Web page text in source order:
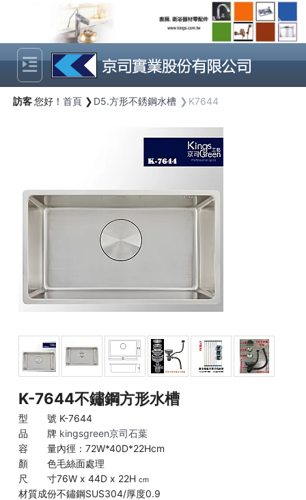
Previous Next
訪客您好！ 首頁 D5.方形不銹鋼水槽 K7644
K-7644不鏽鋼方形水槽
型 號 K-7644
品 牌 kingsgreen京司石葉
容 量內徑：72W*40D*22Hcm
顏 色毛絲面處理
尺 寸76W x 44D x 22Hcm
材質成份不鏽鋼SUS304/厚度0.9